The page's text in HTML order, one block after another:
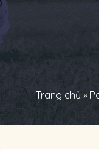
Trang chủ»